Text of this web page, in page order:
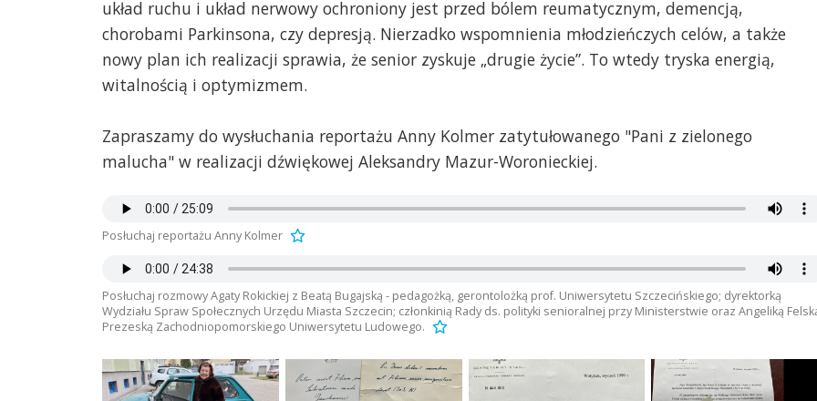
układ ruchu i układ nerwowy ochroniony jest przed bólem reumatycznym, demencją,
chorobami Parkinsona, czy depresją. Nierzadko wspomnienia młodzieńczych celów, a także
nowy plan ich realizacji sprawia, że senior zyskuje „drugie życie”. To wtedy tryska energią,
witalnością i optymizmem.
Zapraszamy do wysłuchania reportażu Anny Kolmer zatytułowanego "Pani z zielonego
malucha" w realizacji dźwiękowej Aleksandry Mazur-Woronieckiej.
Posłuchaj reportażu Anny Kolmer
Posłuchaj rozmowy Agaty Rokickiej z Beatą Bugajską - pedagożką, gerontolożką prof. Uniwersytetu Szczecińskiego; dyrektorką
Wydziału Spraw Społecznych Urzędu Miasta Szczecin; członkinią Rady ds. polityki senioralnej przy Ministerstwie oraz Angeliką
Prezeską Zachodniopomorskiego Uniwersytetu Ludowego.